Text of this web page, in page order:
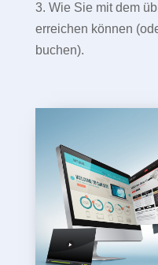
3. Wie Sie mit dem
erreichen können
buchen).